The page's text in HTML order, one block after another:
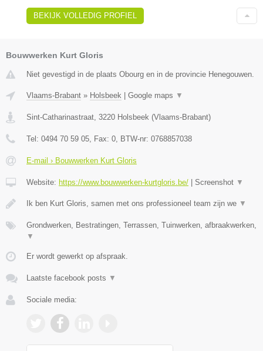
BEKIJK VOLLEDIG PROFIEL
Bouwwerken Kurt Gloris
Niet gevestigd in de plaats Obourg en in de provincie Henegouwen.
Vlaams-Brabant » Holsbeek | Google maps ▼
Sint-Catharinastraat 3220 Holsbeek (Vlaams-Brabant)
Tel: 0494 70 59 05 , Fax: 0 , BTW-nr: 0768857038
E-mail › Bouwwerken Kurt Gloris
Website: https://www.bouwwerken-kurtgloris.be/ | Screenshot ▼
Ik ben Kurt Gloris, samen met ons professioneel team zijn we ▼
Grondwerken, Bestratingen, Terrassen, Tuinwerken, afbraakwerken,
▼
Er wordt gewerkt op afspraak.
Laatste facebook posts ▼
Sociale media: